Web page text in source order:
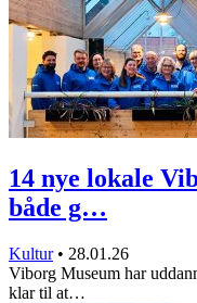
14 nye lokale
både g…
Kultur • 28.01.26
Viborg Museum har
klar til at…